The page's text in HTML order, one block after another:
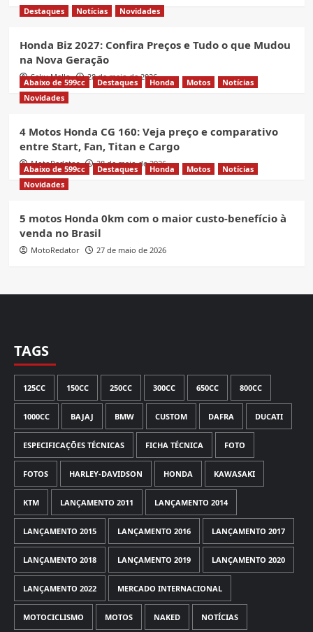
Destaques
Notícias Novidades
Honda Biz 2027: Confira Preços e Tudo o que Mudou
na Nova Geração
Seku Mello 28 de maio de 2026
Abaixo de 599cc Destaques Honda Motos
Notícias
Novidades
4 Motos Honda CG 160: Veja preço e comparativo
entre Start, Fan, Titan e Cargo
MotoRedator 28 de maio de 2026
Abaixo de 599cc Destaques Honda Motos
Notícias
Novidades
5 motos Honda 0km com o maior custo-benefício à
venda no Brasil
MotoRedator 27 de maio de 2026
TAGS
125CC 150CC 250CC 300CC 650CC 800CC
1000CC BAJAJ BMW CUSTOM DAFRA DUCATI
ESPECIFICAÇÕES TÉCNICAS FICHA TÉCNICA FOTO
FOTOS HARLEY-DAVIDSON HONDA KAWASAKI
KTM LANÇAMENTO 2011 LANÇAMENTO 2014
LANÇAMENTO 2015 LANÇAMENTO 2016 LANÇAMENTO 2017
LANÇAMENTO 2018 LANÇAMENTO 2019 LANÇAMENTO 2020
LANÇAMENTO 2022 MERCADO INTERNACIONAL
MOTOCICLISMO MOTOS NAKED NOTÍCIAS